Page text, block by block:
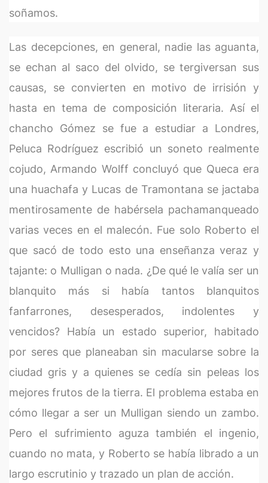
soñamos.
Las decepciones, en general, nadie las aguanta,
se echan al saco del olvido, se tergiversan sus
causas, se convierten en motivo de irrisión y
hasta en tema de composición literaria. Así el
chancho Gómez se fue a estudiar a Londres,
Peluca Rodríguez escribió un soneto realmente
cojudo, Armando Wolff concluyó que Queca era
una huachafa y Lucas de Tramontana se jactaba
mentirosamente de habérsela pachamanqueado
varias veces en el malecón. Fue solo Roberto el
que sacó de todo esto una enseñanza veraz y
tajante: o Mulligan o nada. ¿De qué le valía ser un
blanquito más si había tantos blanquitos
fanfarrones, desesperados, indolentes y
vencidos? Había un estado superior, habitado
por seres que planeaban sin macularse sobre la
ciudad gris y a quienes se cedía sin peleas los
mejores frutos de la tierra. El problema estaba en
cómo llegar a ser un Mulligan siendo un zambo.
Pero el sufrimiento aguza también el ingenio,
cuando no mata, y Roberto se había librado a un
largo escrutinio y trazado un plan de acción.